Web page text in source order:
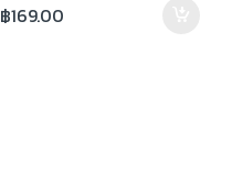
฿169.00